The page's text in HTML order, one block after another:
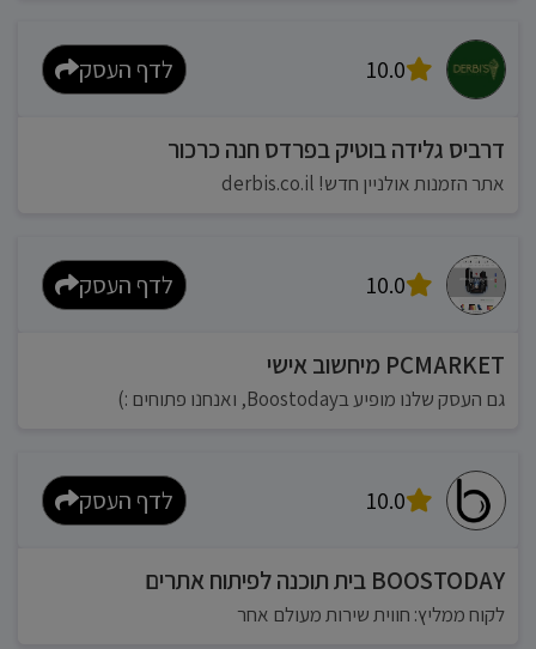
10.0 לדף העסק
דרביס גלידה בוטיק בפרדס חנה כרכור
אתר הזמנות אולניין חדש! derbis.co.il
10.0 לדף העסק
PCMARKET מיחשוב אישי
גם העסק שלנו מופיע בBoostoday, ואנחנו פתוחים :)
10.0 לדף העסק
BOOSTODAY בית תוכנה לפיתוח אתרים
לקוח ממליץ: חווית שירות מעולם אחר